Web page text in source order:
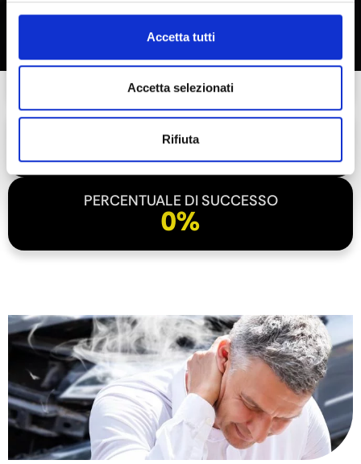
Accetta tutti
Accetta selezionati
Rifiuta
0€
0€
PERCENTUALE DI SUCCESSO
0%